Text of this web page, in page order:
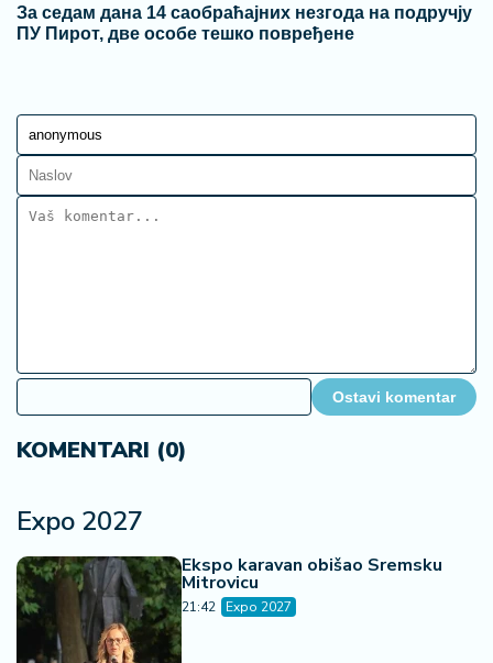
За седам дана 14 саобраћајних незгода на подручју
ПУ Пирот, две особе тешко повређене
Ostavi komentar
KOMENTARI (0)
Expo 2027
Ekspo karavan obišao Sremsku
Mitrovicu
21:42 Expo 2027